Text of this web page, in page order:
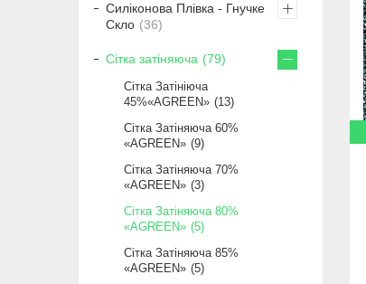
Силіконова Плівка - Гнучке
Скло
36
Сітка затіняюча 79
Сітка Затініюча
45%«AGREEN»
13
Сітка Затіняюча 60%
«AGREEN» 9
Сітка Затіняюча 70%
«AGREEN» 3
Сітка Затіняюча 80%
«AGREEN» 5
Сітка Затіняюча 85%
«AGREEN» 5